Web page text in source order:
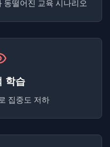
동떨어진 교육 시나리오
학습
집중도 저하